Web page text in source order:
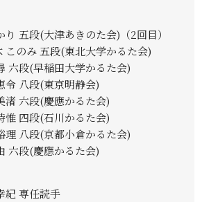
五段(大津あきのた会)（2回目）
のみ 五段(東北大学かるた会)
六段(早稲田大学かるた会)
八段(東京明静会)
六段(慶應かるた会)
四段(石川かるた会)
八段(京都小倉かるた会)
六段(慶應かるた会)
専任読手